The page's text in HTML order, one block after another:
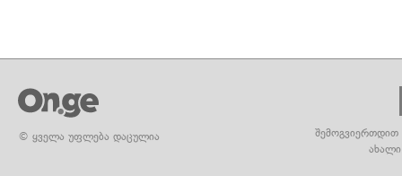
© ყველა უფლება დაცულია
შემოგვიერთდით
ახალი